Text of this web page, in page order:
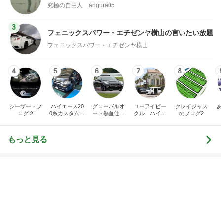
究極の自由人 angura05
3
フェニックスパワー・エチゼンヤ横山の言いたい放題
フェニックスパワー・エチゼンヤ横山
4
シーザー・ブ
ログ２
5
ハイエース20
0系カスタム車
6
グローバルオ
ート熱血仕入
7
ユーアイビー
クル ハイエ
8
クレイジャス
のブログ2
もっと見る